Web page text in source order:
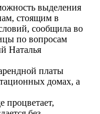
выделения
стоящим в
сообщила во
по вопросам
Наталья
платы
домах, а
процветает,